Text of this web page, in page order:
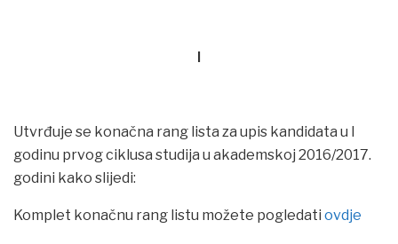
Utvrđuje se konačna rang lista za upis kandidata u I
godinu prvog ciklusa studija u akademskoj 2016/2017.
godini kako slijedi:
Komplet konačnu rang listu možete pogledati ovdje